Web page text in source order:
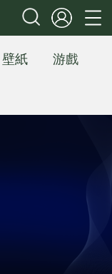
壁紙
游戲